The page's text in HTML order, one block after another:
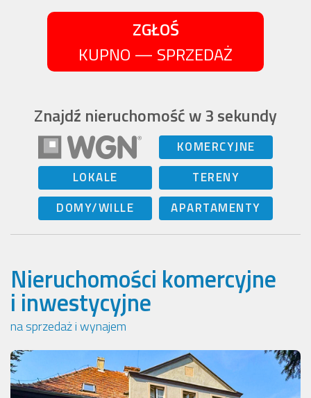
ZGŁOŚ
KUPNO — SPRZEDAŻ
Znajdź nieruchomość w 3 sekundy
KOMERCYJNE
LOKALE
TERENY
DOMY/WILLE
APARTAMENTY
Nieruchomości komercyjne
i inwestycyjne
na sprzedaż i wynajem